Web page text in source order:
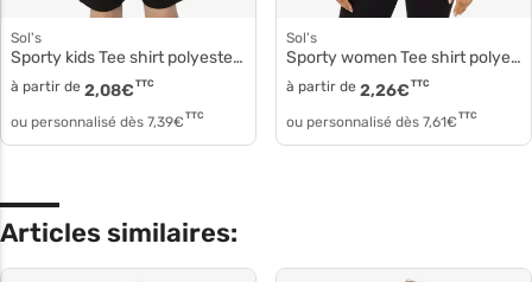
Sol's
Sporty kids Tee shirt polyester respirant 01166
à partir de 2,08€ TTC
ou personnalisé dès 7,39€ TTC
Sol's
Sporty women Tee shirt polyester respirant 01159
à partir de 2,26€ TTC
ou personnalisé dès 7,61€ TTC
Articles similaires: